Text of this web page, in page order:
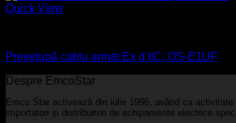
Quick View
Presetupă cablu armat Ex d IIC, OS-E1UF
Despre EmcoStar
Emco Star activează din iulie 1996, având ca
importatori și distribuitori de echipamente electrice